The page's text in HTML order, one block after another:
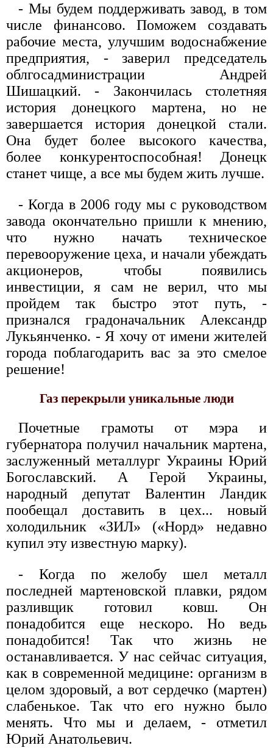
- Мы будем поддерживать завод, в том
числе финансово. Поможем создавать
рабочие места, улучшим водоснабжение
предприятия, - заверил председатель
облгосадминистрации Андрей
Шишацкий. - Закончилась столетняя
история донецкого мартена, но не
завершается история донецкой стали.
Она будет более высокого качества,
более конкурентоспособная! Донецк
станет чище, а все мы будем жить лучше.
- Когда в 2006 году мы с руководством
завода окончательно пришли к мнению,
что нужно начать техническое
перевооружение цеха, и начали убеждать
акционеров, чтобы появились
инвестиции, я сам не верил, что мы
пройдем так быстро этот путь, -
признался градоначальник Александр
Лукьянченко. - Я хочу от имени жителей
города поблагодарить вас за это смелое
решение!
Газ перекрыли уникальные люди
Почетные грамоты от мэра и
губернатора получил начальник мартена,
заслуженный металлург Украины Юрий
Богославский. А Герой Украины,
народный депутат Валентин Ландик
пообещал доставить в цех... новый
холодильник «ЗИЛ» («Норд» недавно
купил эту известную марку).
- Когда по желобу шел металл
последней мартеновской плавки, рядом
разливщик готовил ковш. Он
понадобится еще нескоро. Но ведь
понадобится! Так что жизнь не
останавливается. У нас сейчас ситуация,
как в современной медицине: организм в
целом здоровый, а вот сердечко (мартен)
слабенькое. Так что его нужно было
менять. Что мы и делаем, - отметил
Юрий Анатольевич.